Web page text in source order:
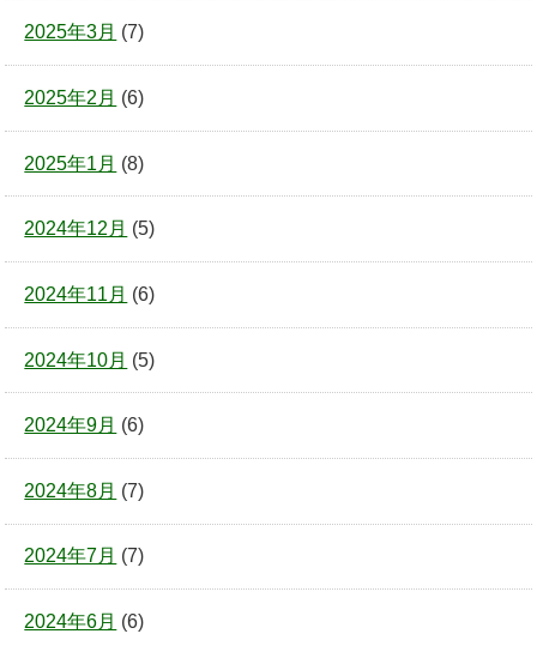
2025年3月 (7)
2025年2月 (6)
2025年1月 (8)
2024年12月 (5)
2024年11月 (6)
2024年10月 (5)
2024年9月 (6)
2024年8月 (7)
2024年7月 (7)
2024年6月 (6)